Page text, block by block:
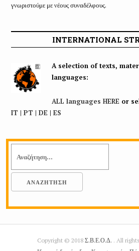
γνωριστούμε με νέους συναδέλφους.
INTERNATIONAL
A selection of texts,
languages:
ALL languages HEREor
IT | PT | DE | ES
Copyright © 2018 Σ.Β.Ε.Ο.Δ. . All